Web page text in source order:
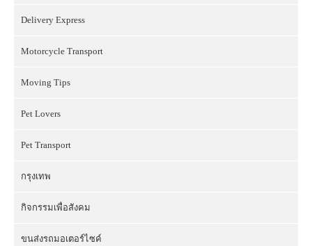
Delivery Express
Motorcycle Transport
Moving Tips
Pet Lovers
Pet Transport
กรุงเทพ
กิจกรรมเพื่อสังคม
ขนส่งรถมอเตอร์ไซค์